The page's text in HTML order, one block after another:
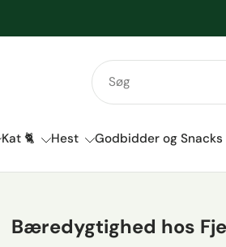
Kat 🐈 Hest Godbidder og Snacks
Bæredygtighed hos